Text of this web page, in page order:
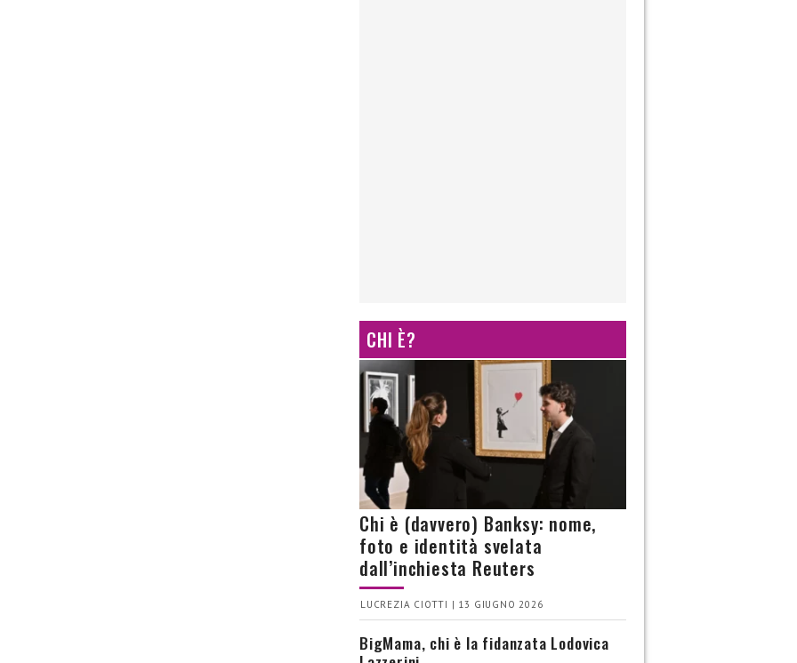
CHI È?
Chi è (davvero) Banksy: nome,
foto e identità svelata
dall’inchiesta Reuters
LUCREZIA CIOTTI | 13 GIUGNO 2026
BigMama, chi è la fidanzata Lodovica